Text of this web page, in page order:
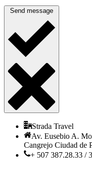
Send message
Strada Travel
Av. Eusebio A.
Cangrejo Ciudad de
+ 507 387.28.33 /